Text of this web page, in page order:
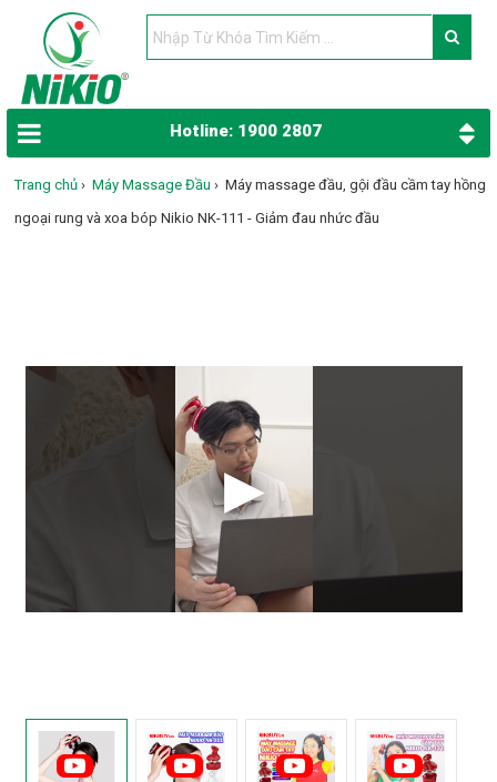
Hotline: 1900 2807
Trang chủ › Máy Massage Đầu › Máy massage đầu, gội đầu cầm tay hồng
ngoại rung và xoa bóp Nikio NK-111 - Giảm đau nhức đầu